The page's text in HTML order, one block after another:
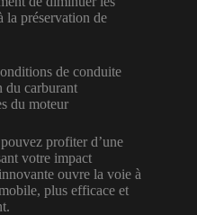
la préservation de
de conduite
du carburant
du moteur
profiter d’une
votre impact
ouvre la voie à
plus efficace et